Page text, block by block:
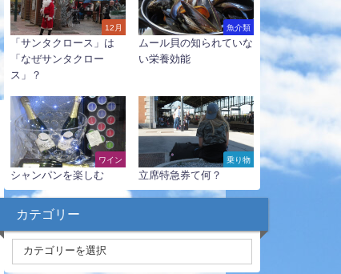
12月
「サンタクロース」は
「なぜサンタクロー
ス」？
魚介類
ムール貝の知られていな
い栄養効能
ワイン
シャンパンを楽しむ
乗り物
立席特急券て何？
カテゴリー